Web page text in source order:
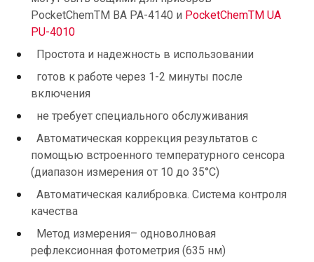
PocketChemTM BA PA-4140 и PocketChemTM UA
PU-4010
Простота и надежность в использовании
готов к работе через 1-2 минуты после
включения
не требует специального обслуживания
Автоматическая коррекция результатов с
помощью встроенного температурного сенсора
(диапазон измерения от 10 до 35°С)
Автоматическая калибровка. Система контроля
качества
Метод измерения– одноволновая
рефлексионная фотометрия (635 нм)